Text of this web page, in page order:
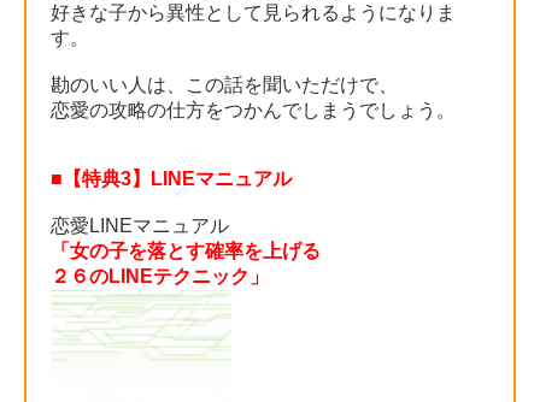
好きな子から異性として見られるようになりま
す。
勘のいい人は、この話を聞いただけで、
恋愛の攻略の仕方をつかんでしまうでしょう。
■【特典3】LINEマニュアル
恋愛LINEマニュアル
「女の子を落とす確率を上げる
２６のLINEテクニック」